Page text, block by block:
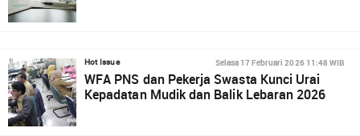
Hot Issue Selasa 17 Februari 2026 11:48 WIB
WFA PNS dan Pekerja Swasta Kunci Urai
Kepadatan Mudik dan Balik Lebaran 2026